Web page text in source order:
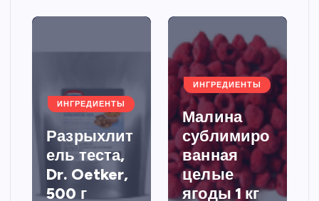
ИНГРЕДИЕНТЫ
Разрыхлит
ель теста,
Dr. Oetker,
500 г
ИНГРЕДИЕНТЫ
Малина
сублимиро
ванная
целые
ягоды 1 кг